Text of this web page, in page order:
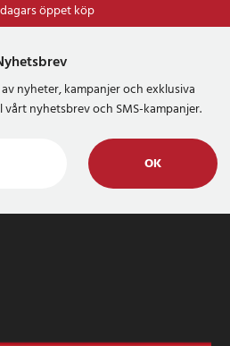
dagars öppet köp
nyheter, kampanjer och exklusiva
nyhetsbrev och SMS-kampanjer.
OK